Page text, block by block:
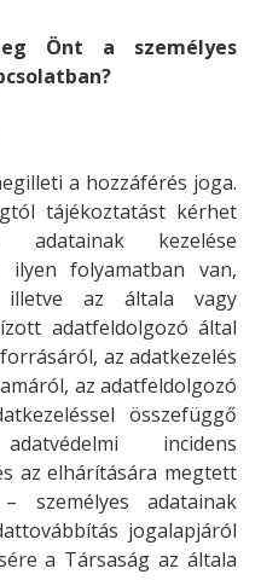
Önt a személyes
a hozzáférés joga.
tájékoztatást kérhet
kezelése
folyamatban van,
az általa vagy
adatfeldolgozó által
az adatkezelés
az adatfeldolgozó
összefüggő
incidens
az elhárítására megtett
személyes adatainak
jogalapjáról
a Társaság az általa